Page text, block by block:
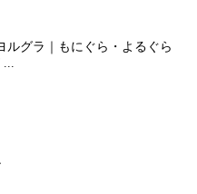
ルグラ｜もにぐら・よるぐら
...